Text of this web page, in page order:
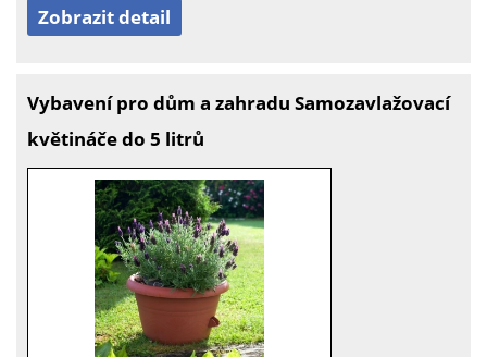
Zobrazit detail
Vybavení pro dům a zahradu Samozavlažovací
květináče do 5 litrů